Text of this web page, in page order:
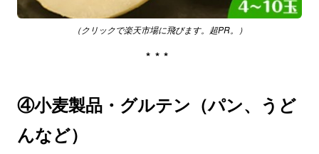
（クリックで楽天市場に飛びます。超PR。）
***
④小麦製品・グルテン（パン、うど
んなど）